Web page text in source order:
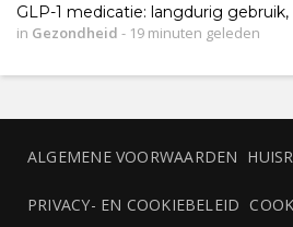
GLP-1 medicatie: langdurig
in Gezondheid - 19 minuten geleden
ALGEMENE VOORWAARDEN
PRIVACY- EN COOKIEBELEID